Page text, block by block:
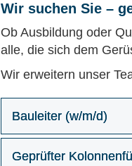
Wir suchen Sie –
Ob Ausbildung oder
alle, die sich dem
Wir erweitern unser
Bauleiter (w/m/d)
Geprüfter